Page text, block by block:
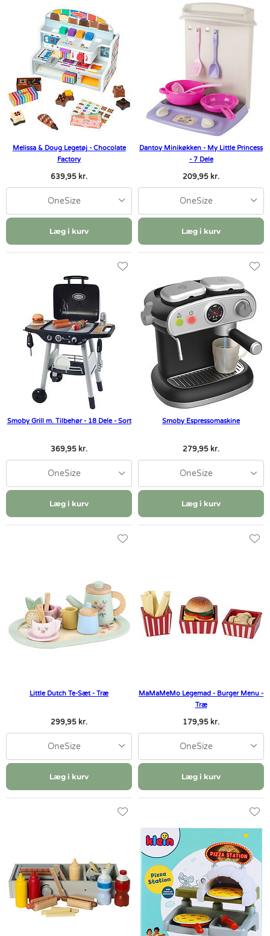
Melissa & Doug Legetøj - Chocolate
Factory
639,95 kr.
OneSize
Læg i kurv
Dantoy Minikøkken - My Little Princess
- 7 Dele
209,95 kr.
OneSize
Læg i kurv
Smoby Grill m. Tilbehør - 18 Dele - Sort
369,95 kr.
OneSize
Læg i kurv
Smoby Espressomaskine
279,95 kr.
OneSize
Læg i kurv
Little Dutch Te-Sæt - Træ
299,95 kr.
OneSize
Læg i kurv
MaMaMeMo Legemad - Burger Menu -
Træ
179,95 kr.
OneSize
Læg i kurv